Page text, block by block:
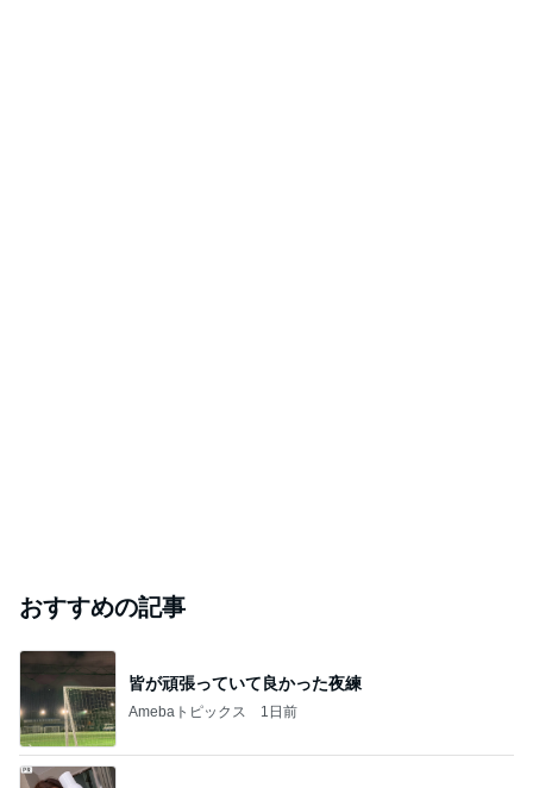
おすすめの記事
皆が頑張っていて良かった夜練
Amebaトピックス 1日前